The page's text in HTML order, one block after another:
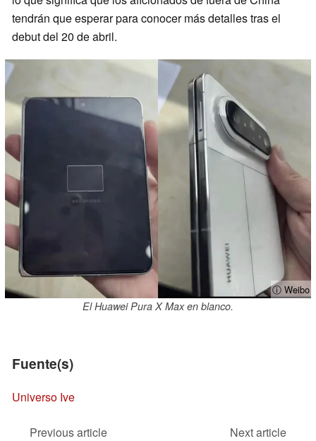
tendrán que esperar para conocer más detalles tras el
debut del 20 de abril.
ⓘ Weibo
El Huawei Pura X Max en blanco.
Fuente(s)
Universo Ive
Previous article
Next article